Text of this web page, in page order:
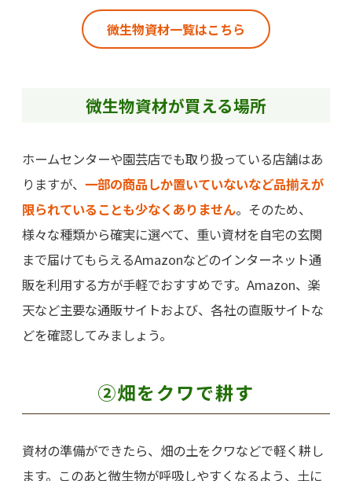
微生物資材一覧はこちら
微生物資材が買える場所
ホームセンターや園芸店でも取り扱っている店舗はあ
りますが、 一部の商品しか置いていないなど品揃えが
限られていることも少なくありません。そのため、
様々な種類から確実に選べて、重い資材を自宅の玄関
まで届けてもらえるAmazonなどのインターネット通
販を利用する方が手軽でおすすめです。Amazon、楽
天など主要な通販サイトおよび、各社の直販サイトな
どを確認してみましょう。
②畑をクワで耕す
資材の準備ができたら、畑の土をクワなどで軽く耕し
ます。このあと微生物が呼吸しやすくなるよう、土に